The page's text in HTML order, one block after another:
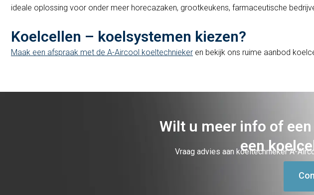
ideale oplossing voor onder meer horecazaken, grootkeukens, farmaceutische
Koelcellen – koelsystemen kiezen?
Maak een afspraak met de A-Aircool koeltechnieker en bekijk ons ruime aanbod
Wilt u meer info of
een
Vraag advies aan koeltechnieker A-